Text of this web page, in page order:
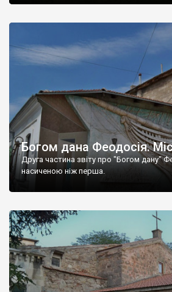
Богом дана Феодосія.
Друга частина звіту про "Богом дану"
насиченою ніж перша.